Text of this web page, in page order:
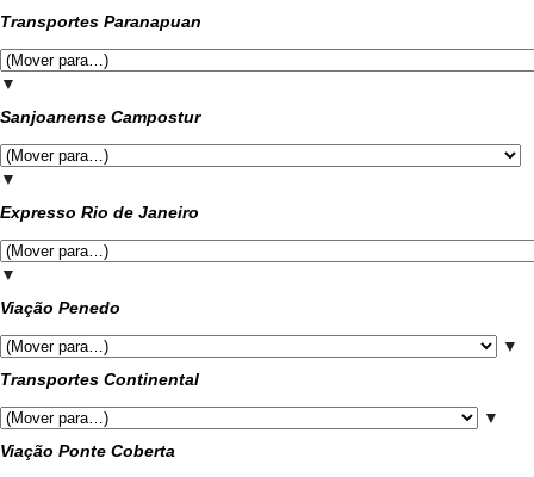
Transportes Paranapuan
▼
Sanjoanense Campostur
▼
Expresso Rio de Janeiro
▼
Viação Penedo
▼
Transportes Continental
▼
Viação Ponte Coberta